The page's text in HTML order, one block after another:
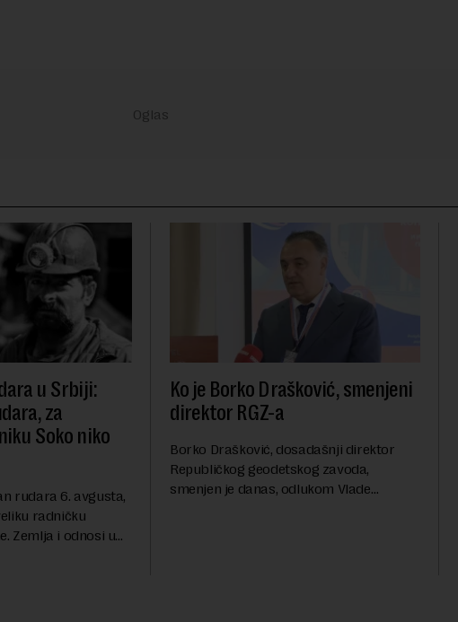
u Srbiji:
za
Soko niko
rudara 6. avgusta,
radničku
Zemlja i odnosi u
Ko je Borko Drašković, smenjeni
direktor RGZ-a
Borko Drašković, dosadašnji direktor
Republičkog geodetskog zavoda,
smenjen je danas, odlukom Vlade